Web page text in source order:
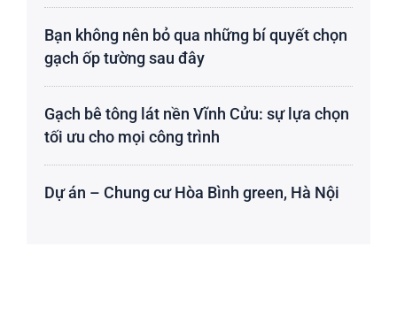
Bạn không nên bỏ qua những bí quyết chọn
gạch ốp tường sau đây
Gạch bê tông lát nền Vĩnh Cửu: sự lựa chọn
tối ưu cho mọi công trình
Dự án – Chung cư Hòa Bình green, Hà Nội